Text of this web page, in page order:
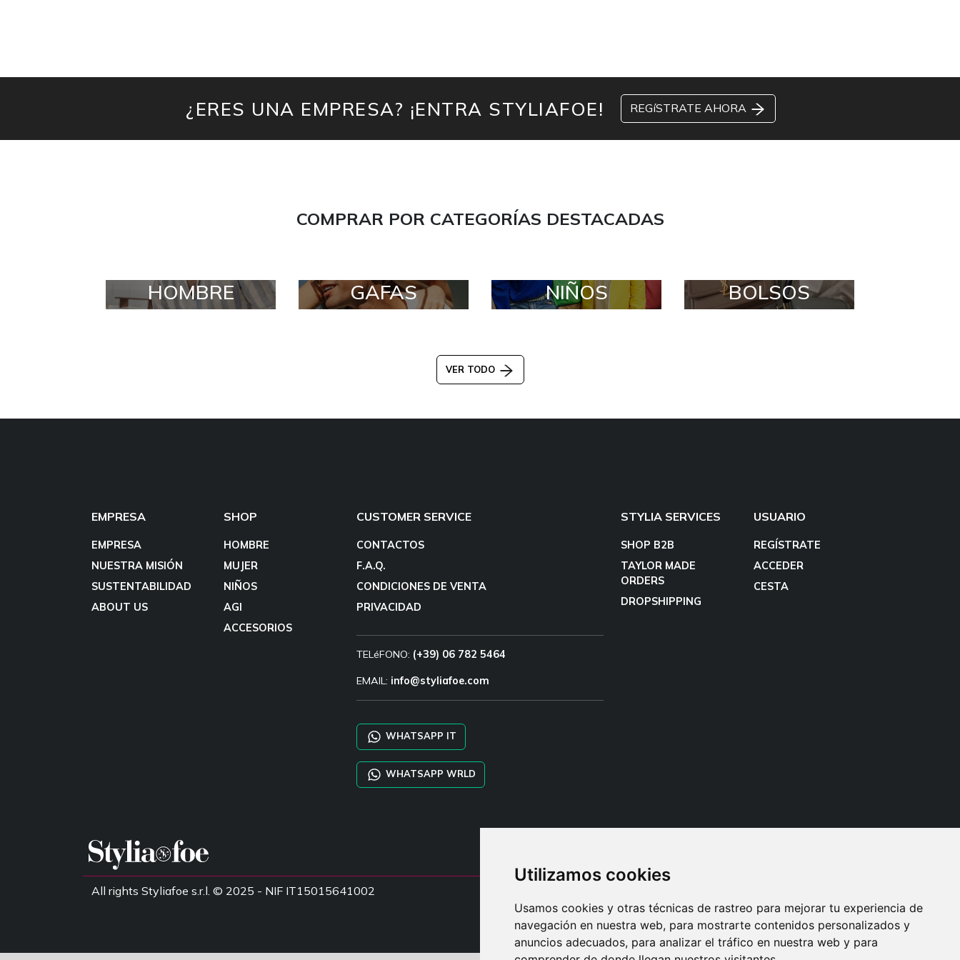
Utilizamos cookies
Usamos cookies y otras técnicas de rastreo para mejorar tu experiencia de
navegación en nuestra web, para mostrarte contenidos personalizados y
anuncios adecuados, para analizar el tráfico en nuestra web y para
¿ERES UNA EMPRESA? ¡ENTRA STYLIAFOE! REGíSTRATE AHORA
COMPRAR POR CATEGORÍAS DESTACADAS
HOMBRE GAFAS NIÑOS BOLSOS
VER TODO
EMPRESA
EMPRESA
NUESTRA MISIÓN
SUSTENTABILIDAD
ABOUT US
SHOP
HOMBRE
MUJER
NIÑOS
AGI
ACCESORIOS
CUSTOMER SERVICE
CONTACTOS
F.A.Q.
CONDICIONES DE VENTA
PRIVACIDAD
TELéFONO: (+39) 06 782 5464
EMAIL: info@styliafoe.com
WHATSAPP IT
WHATSAPP WRLD
STYLIA SERVICES
SHOP B2B
TAYLOR MADE
ORDERS
DROPSHIPPING
USUARIO
REGÍSTRATE
ACCEDER
CESTA
All rights Styliafoe s.r.l. © 2025 - NIF IT15015641002